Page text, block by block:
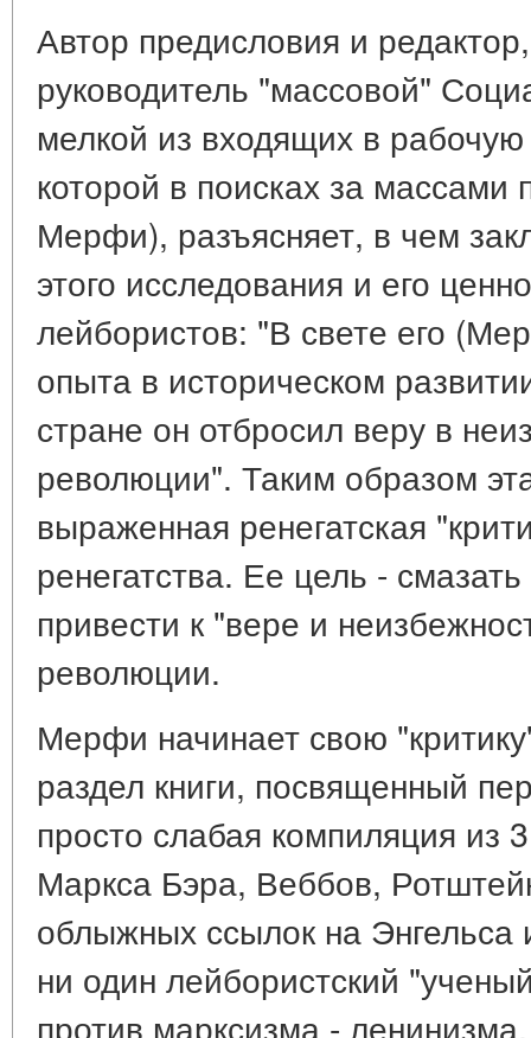
Автор предисловия и
руководитель "массовой"
мелкой из входящих в
которой в поисках за массами
Мерфи), разъясняет, в чем
этого исследования и его
лейбористов: "В свете его
опыта в историческом
стране он отбросил веру в
революции". Таким образом
выраженная ренегатская
ренегатства. Ее цель -
привести к "вере и
революции.
Мерфи начинает свою
раздел книги, посвященный
просто слабая компиляция из
Маркса Бэра, Веббов,
облыжных ссылок на Энгельса
ни один лейбористский
против марксизма - ленинизма.